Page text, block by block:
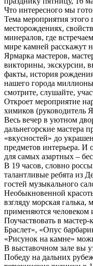
Что интересного мы
Тема мероприятия
месторождениях,
минералов, где
мире камней расскажут
Ярмарка мастеров,
викторины, экскурсии,
факты, история
нашего города
смотрите, слушайте,
Откроет мероприятие
химиков (руководитель
Весь вечер в уютном
дальнегорские мастера
«вкусностей» до
предметов интерьера. И
для самых азартных –
В 19 часов, словно
талантливые ребята из
гостей музыкального
Необыкновенной
взгляду морская
применяются человеком
Поучаствовать в
Браслет», «Опус
«Рисунок на камне»
В выставочном зале вы
Победу на дальних